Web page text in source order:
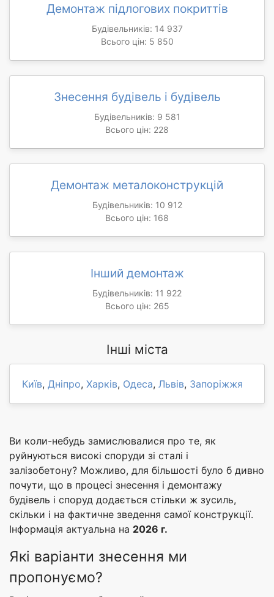
Демонтаж підлогових покриттів
Будівельників: 14 937
Всього цін: 5 850
Знесення будівель і будівель
Будівельників: 9 581
Всього цін: 228
Демонтаж металоконструкцій
Будівельників: 10 912
Всього цін: 168
Інший демонтаж
Будівельників: 11 922
Всього цін: 265
Інші міста
Київ, Дніпро, Харків, Одеса, Львів, Запоріжжя
Ви коли-небудь замислювалися про те, як
руйнуються високі споруди зі сталі і
залізобетону? Можливо, для більшості було б дивно
почути, що в процесі знесення і демонтажу
будівель і споруд додається стільки ж зусиль,
скільки і на фактичне зведення самої конструкції.
Інформація актуальна на 2026 г.
Які варіанти знесення ми
пропонуємо?